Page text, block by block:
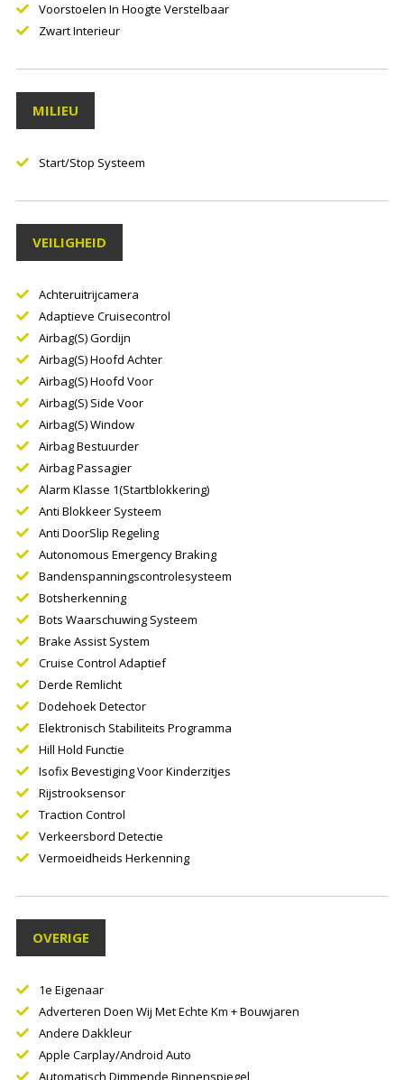
Voorstoelen In Hoogte Verstelbaar
Zwart Interieur
MILIEU
Start/stop Systeem
VEILIGHEID
Achteruitrijcamera
Adaptieve Cruisecontrol
Airbag(s) Gordijn
Airbag(s) Hoofd Achter
Airbag(s) Hoofd Voor
Airbag(s) Side Voor
Airbag(s) Window
Airbag Bestuurder
Airbag Passagier
Alarm Klasse 1(startblokkering)
Anti Blokkeer Systeem
Anti DoorSlip Regeling
Autonomous Emergency Braking
Bandenspanningscontrolesysteem
Botsherkenning
Bots Waarschuwing Systeem
Brake Assist System
Cruise Control Adaptief
Derde Remlicht
Dodehoek Detector
Elektronisch Stabiliteits Programma
Hill Hold Functie
Isofix Bevestiging Voor Kinderzitjes
Rijstrooksensor
Traction Control
Verkeersbord Detectie
Vermoeidheids Herkenning
OVERIGE
1e Eigenaar
Adverteren Doen Wij Met Echte Km + Bouwjaren
Andere Dakkleur
Apple Carplay/Android Auto
Automatisch Dimmende Binnenspiegel